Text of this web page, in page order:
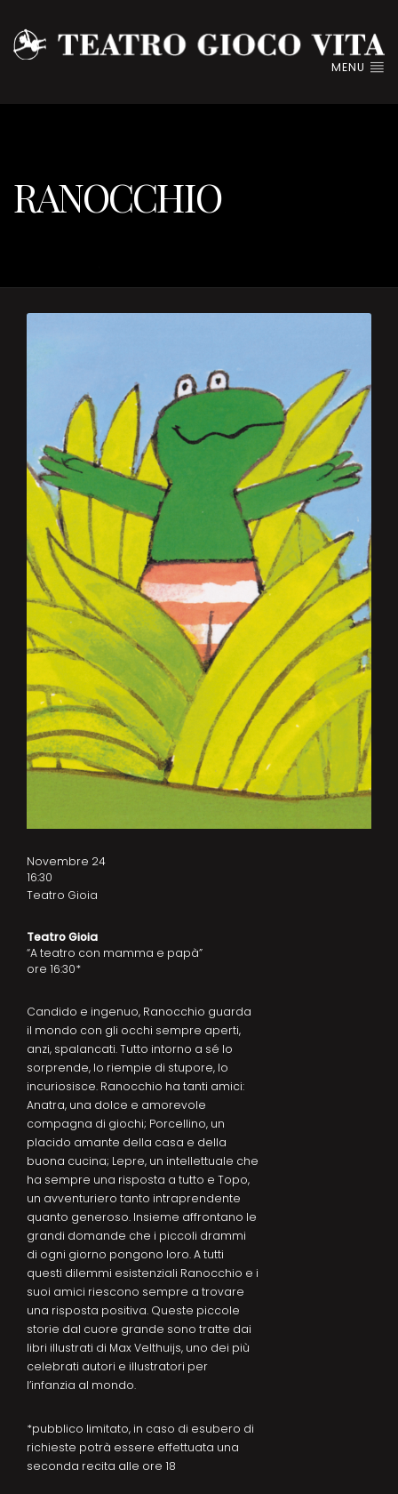
MENU
RANOCCHIO
Teatro Gioia
“A teatro con mamma e papà”
ore 16:30*
Candido e ingenuo, Ranocchio guarda
il mondo con gli occhi sempre aperti,
anzi, spalancati. Tutto intorno a sé lo
sorprende, lo riempie di stupore, lo
incuriosisce. Ranocchio ha tanti amici:
Anatra, una dolce e amorevole
compagna di giochi; Porcellino, un
placido amante della casa e della
buona cucina; Lepre, un intellettuale che
ha sempre una risposta a tutto e Topo,
un avventuriero tanto intraprendente
quanto generoso. Insieme affrontano le
grandi domande che i piccoli drammi
di ogni giorno pongono loro. A tutti
questi dilemmi esistenziali Ranocchio e i
suoi amici riescono sempre a trovare
una risposta positiva. Queste piccole
storie dal cuore grande sono tratte dai
libri illustrati di Max Velthuijs, uno dei più
celebrati autori e illustratori per
l’infanzia al mondo.
*pubblico limitato, in caso di esubero di
richieste potrà essere effettuata una
seconda recita alle ore 18
Novembre 24
16:30
Teatro Gioia